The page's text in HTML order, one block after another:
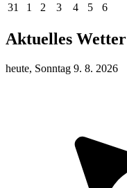
31
1 2 3 4 5 6
Aktuelles Wetter
heute, Sonntag 9. 8. 2026